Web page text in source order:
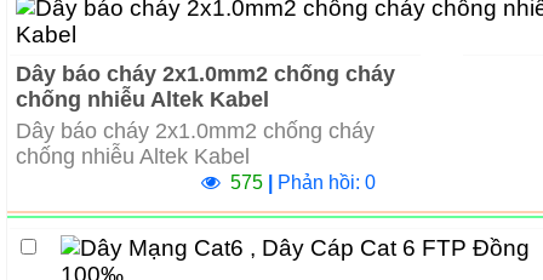
Dây báo cháy 2x1.0mm2 chống cháy
chống nhiễu Altek Kabel
Dây báo cháy 2x1.0mm2 chống cháy
chống nhiễu Altek Kabel
575 Phản hồi: 0